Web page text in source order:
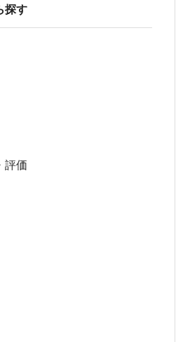
探す
評価